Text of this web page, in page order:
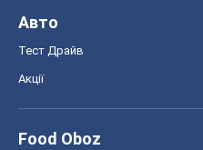
Авто
Тест Драйв
Акції
Food Oboz